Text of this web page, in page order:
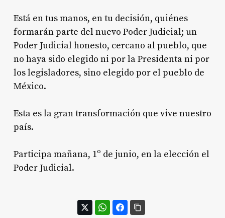
Está en tus manos, en tu decisión, quiénes
formarán parte del nuevo Poder Judicial; un
Poder Judicial honesto, cercano al pueblo, que
no haya sido elegido ni por la Presidenta ni por
los legisladores, sino elegido por el pueblo de
México.
Esta es la gran transformación que vive nuestro
país.
Participa mañana, 1º de junio, en la elección el
Poder Judicial.